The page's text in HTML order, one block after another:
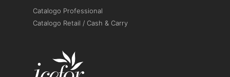
Catalogo Professional
Catalogo Retail / Cash & Carry